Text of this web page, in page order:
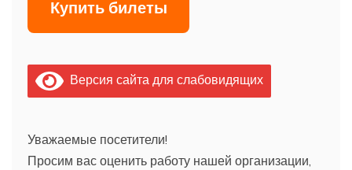
Купить билеты
Версия сайта для слабовидящих
Уважаемые посетители!
Просим вас оценить работу нашей организации,